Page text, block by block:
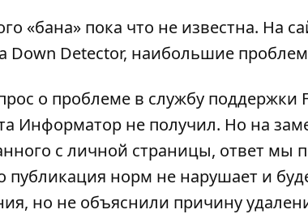
«бана» пока что не известна. На
Down Detector, наибольшие
о проблеме в службу поддержки
Информатор не получил. Но на
с личной страницы, ответ мы
публикация норм не нарушает и
но не объяснили причину